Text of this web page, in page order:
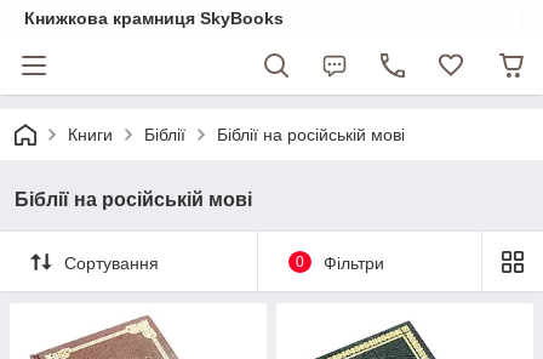
Книжкова крамниця SkyBooks
Книги Біблії Біблії на російській мові
Біблії на російській мові
Сортування 0 Фільтри